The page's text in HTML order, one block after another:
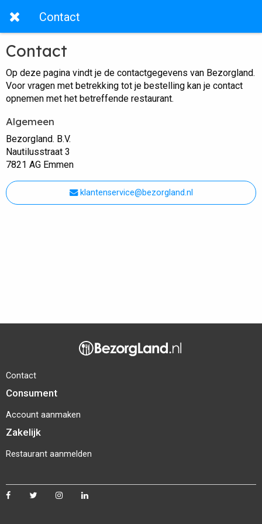
Contact
Contact
Op deze pagina vindt je de contactgegevens van Bezorgland.
Voor vragen met betrekking tot je bestelling kan je contact
opnemen met het betreffende restaurant.
Algemeen
Bezorgland. B.V.
Nautilusstraat 3
7821 AG Emmen
klantenservice@bezorgland.nl
Contact
Consument
Account aanmaken
Zakelijk
Restaurant aanmelden